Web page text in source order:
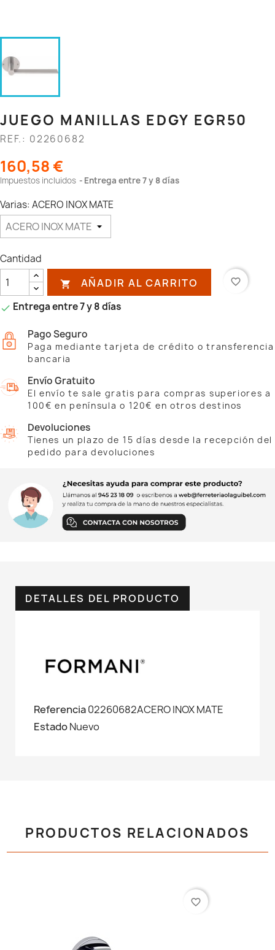
JUEGO MANILLAS EDGY EGR50
REF.: 02260682
160,58 €
Impuestos incluidos Entrega entre 7 y 8 días
Varias: ACERO INOX MATE
Cantidad
 AÑADIR AL CARRITO favorite_border
 Entrega entre 7 y 8 días
Pago Seguro
Paga mediante tarjeta de crédito o transferencia
bancaria
Envío Gratuito
El envío te sale gratis para compras superiores a
100€ en península o 120€ en otros destinos
Devoluciones
Tienes un plazo de 15 días desde la recepción del
pedido para devoluciones
DETALLES DEL PRODUCTO
Referencia02260682ACERO INOX MATE
EstadoNuevo
PRODUCTOS RELACIONADOS
favorite_border